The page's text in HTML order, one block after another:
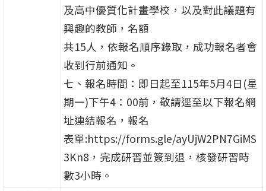
及高中優質化計畫學校，以及對此議題有
興趣的教師，名額
共15人，依報名順序錄取，成功報名者會
收到行前通知。
七、報名時間：即日起至115年5月4日(星
期一)下午4：00前，敬請逕至以下報名網
址連結報名，報名
表單:https://forms.gle/ayUjW2PN7GiMS
3Kn8，完成研習並簽到退，核發研習時
數3小時。